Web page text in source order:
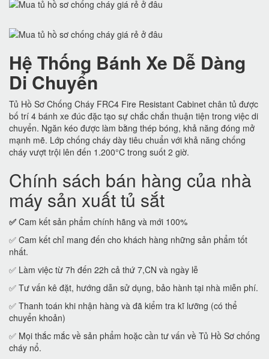
Hệ Thống Bánh Xe Dễ Dàng
Di Chuyển
Tủ Hồ Sơ Chống Cháy FRC4 Fire Resistant Cabinet chân tủ được
bố trí 4 bánh xe đúc đặc tạo sự chắc chắn thuận tiện trong việc di
chuyển. Ngăn kéo được làm bằng thép bóng, khả năng đóng mở
mạnh mẽ. Lớp chống cháy dày tiêu chuẩn với khả năng chống
cháy vượt trội lên đến 1.200°C trong suốt 2 giờ.
Chính sách bán hàng của nhà
máy sản xuất tủ sắt
✅ Cam kết sản phẩm chính hãng và mới 100%
✅ Cam kết chỉ mang đến cho khách hàng những sản phẩm tốt
nhất.
✅ Làm việc từ 7h đến 22h cả thứ 7,CN và ngày lễ
✅ Tư vấn kê đặt, hướng dẫn sử dụng, bảo hành tại nhà miễn phí.
✅ Thanh toán khi nhận hàng và đã kiểm tra kĩ lưỡng (có thể
chuyển khoản)
✅ Mọi thắc mắc về sản phẩm hoặc cần tư vấn về Tủ Hồ Sơ chống
cháy nổ.